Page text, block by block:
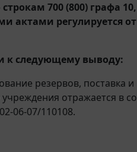
700 (800) графа
актами регулируется
к следующему выводу:
резервов, поставка
отражается в
06-07/110108.